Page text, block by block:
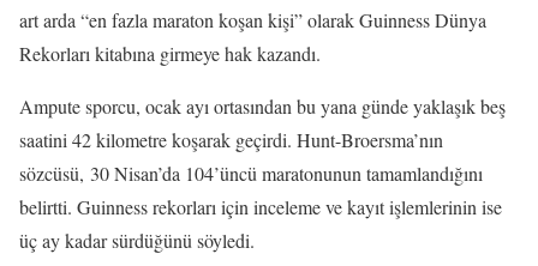
art arda “en fazla maraton koşan kişi” olarak Guinness Dünya
Rekorları kitabına girmeye hak kazandı.
Ampute sporcu, ocak ayı ortasından bu yana günde yaklaşık beş
saatini 42 kilometre koşarak geçirdi. Hunt-Broersma’nın
sözcüsü, 30 Nisan’da 104’üncü maratonunun tamamlandığını
belirtti. Guinness rekorları için inceleme ve kayıt işlemlerinin ise
üç ay kadar sürdüğünü söyledi.